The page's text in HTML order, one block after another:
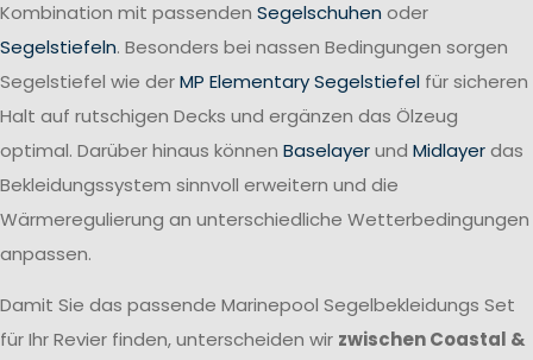
Kombination mit passenden Segelschuhen oder
Segelstiefeln. Besonders bei nassen Bedingungen sorgen
Segelstiefel wie derMP Elementary Segelstiefel für sicheren
Halt auf rutschigen Decks und ergänzen das Ölzeug
optimal. Darüber hinaus können Baselayerund Midlayerdas
Bekleidungssystem sinnvoll erweitern und die
Wärmeregulierung an unterschiedliche Wetterbedingungen
anpassen.
Damit Sie das passende Marinepool Segelbekleidungs Set
für Ihr Revier finden, unterscheiden wir zwischen Coastal &